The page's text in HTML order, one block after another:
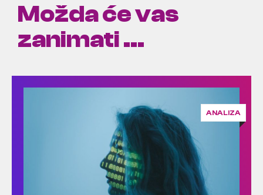
Možda će vas
zanimati ...
ANALIZA